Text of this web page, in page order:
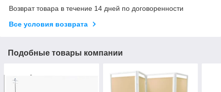
Возврат товара в течение 14 дней по договоренности
Все условия возврата
Подобные товары компании